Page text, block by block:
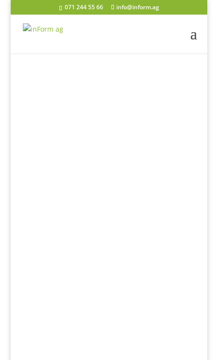
071 244 55 66 info@inform.ag